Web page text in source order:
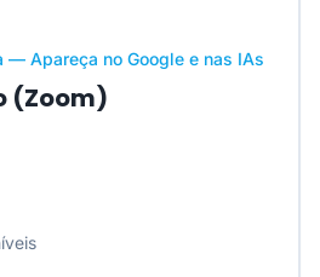
— Apareça no Google e nas IAs
(Zoom)